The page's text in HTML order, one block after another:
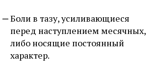
Боли в тазу, усиливающиеся
перед наступлением месячных,
либо носящие постоянный
характер.